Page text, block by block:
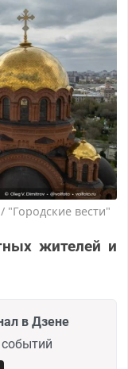
вести"
жителей и
в Дзене